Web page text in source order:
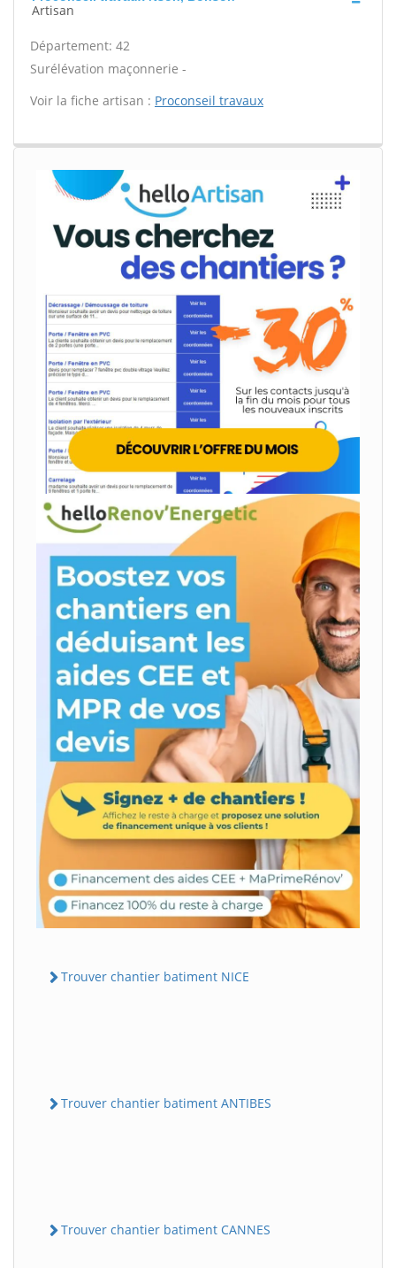
Artisan
Département: 42
Surélévation maçonnerie -
Voir la fiche artisan : Proconseil travaux
Trouver chantier batiment NICE
Trouver chantier batiment ANTIBES
Trouver chantier batiment CANNES